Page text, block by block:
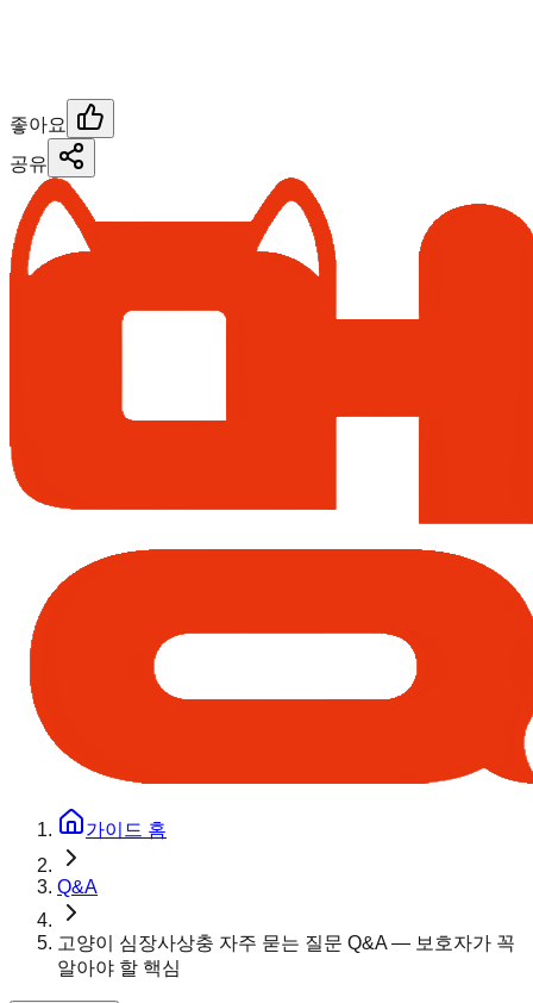
좋아요
공유
가이드 홈
Q&A
고양이 심장사상충 자주 묻는 질문 Q&A — 보호자가 꼭
알아야 할 핵심